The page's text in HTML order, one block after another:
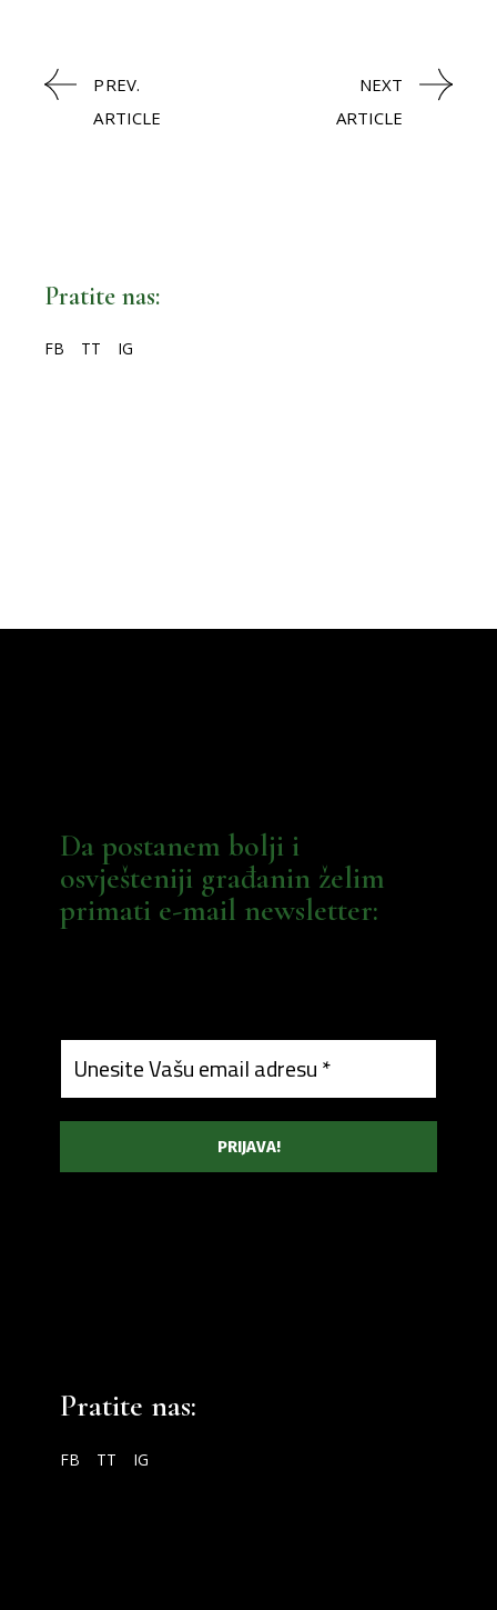
Pratite nas:
FB TT IG
PREV.
ARTICLE
NEXT
ARTICLE
Da postanem bolji i
osvješteniji građanin želim
primati e-mail newsletter:
Pratite nas:
FB TT IG